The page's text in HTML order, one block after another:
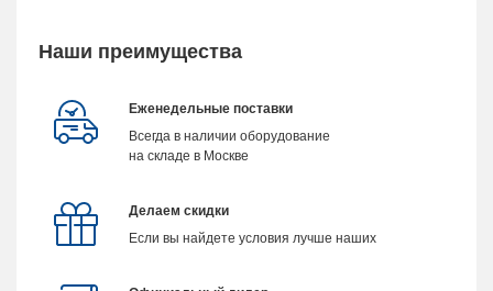
Наши преимущества
Еженедельные поставки
Всегда в наличии оборудование
на складе в Москве
Делаем скидки
Если вы найдете условия лучше наших